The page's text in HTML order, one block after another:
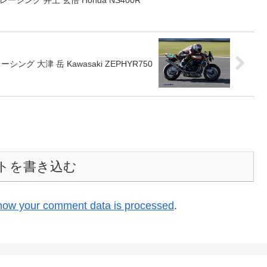
シング 大津 岳 Kawasaki ZEPHYR750
を書き込む
your comment data is processed.